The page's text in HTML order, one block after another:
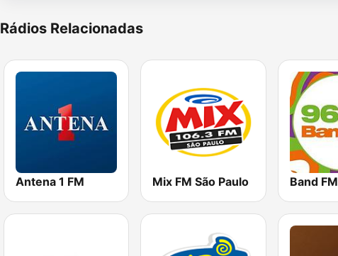
Rádios Relacionadas
Antena 1 FM Mix FM São Paulo Band FM